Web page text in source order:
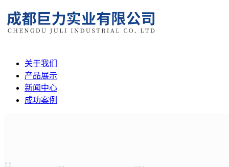
关于我们
产品展示
新闻中心
成功案例